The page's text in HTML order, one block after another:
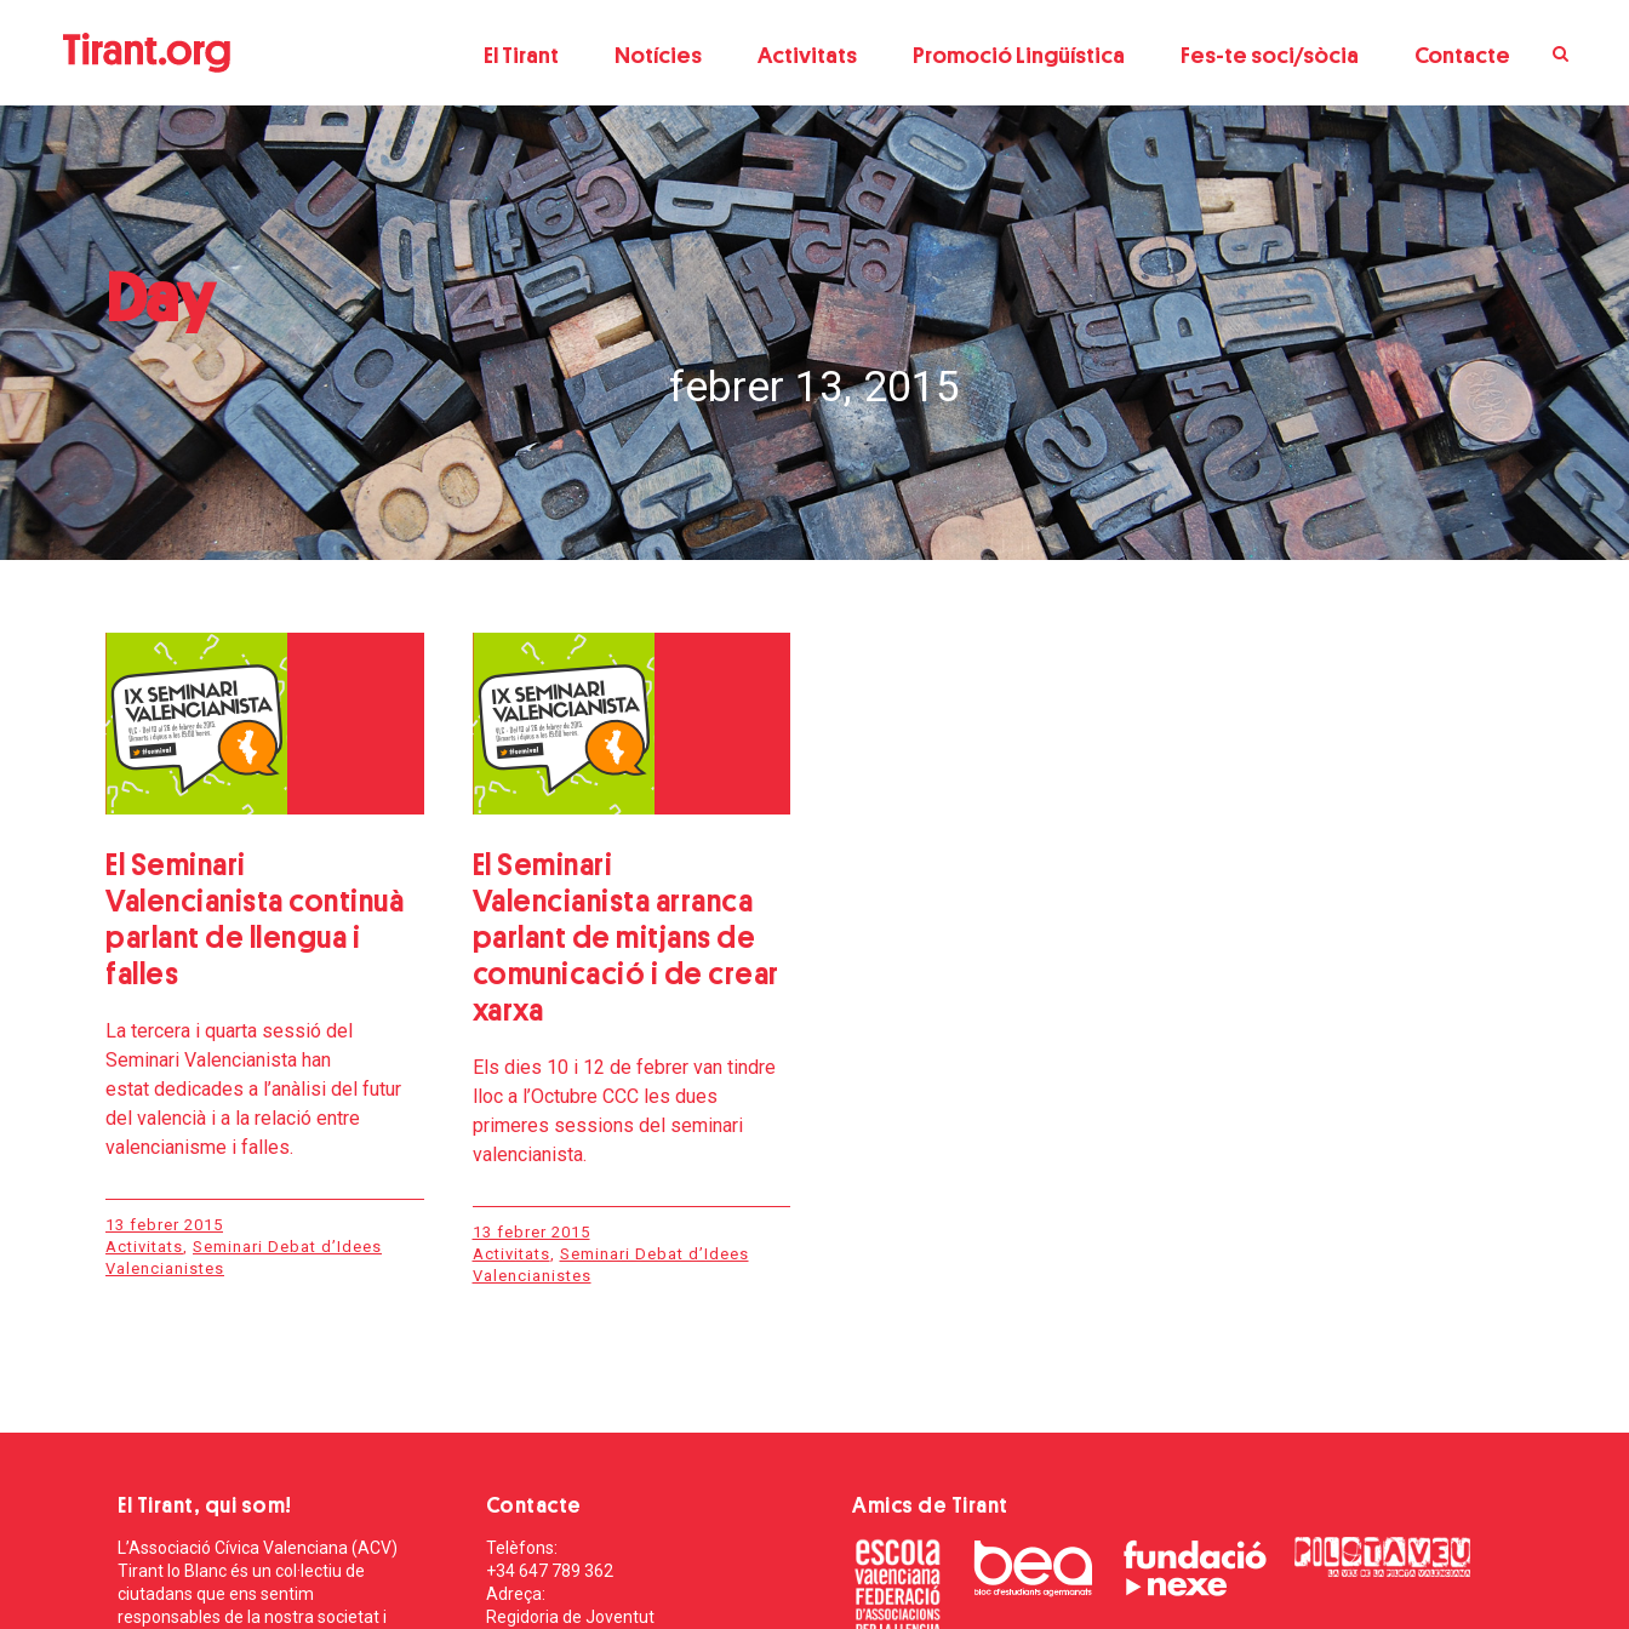
El Tirant Notícies Activitats Promoció Lingüística Fes-te soci/sòcia Contacte
Day
febrer 13, 2015
El Seminari
Valencianista continuà
parlant de llengua i
falles
La tercera i quarta sessió del
Seminari Valencianista han
estat dedicades a l’anàlisi del futur
del valencià i a la relació entre
valencianisme i falles.
13 febrer 2015
Activitats, Seminari Debat d’Idees
Valencianistes
El Seminari
Valencianista arranca
parlant de mitjans de
comunicació i de crear
xarxa
Els dies 10 i 12 de febrer van tindre
lloc a l’Octubre CCC les dues
primeres sessions del seminari
valencianista.
13 febrer 2015
Activitats, Seminari Debat d’Idees
Valencianistes
El Tirant, qui som!
L’Associació Cívica Valenciana (ACV)
Tirant lo Blanc és un col·lectiu de
ciutadans que ens sentim
responsables de la nostra societat i
Contacte
Telèfons:
+34 647 789 362
Adreça:
Regidoria de Joventut
Amics de Tirant